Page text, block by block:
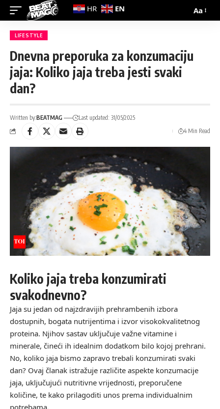
Aa
LIFESTYLE
Dnevna preporuka za konzumaciju
jaja: Koliko jaja treba jesti svaki
dan?
Written by:BEATMAG
Last updated: 31/05/2025
4 Min Read
Koliko jaja treba konzumirati
svakodnevno?
Jaja su jedan od najzdravijih prehrambenih izbora
dostupnih, bogata nutrijentima i izvor visokokvalitetnog
proteina. Njihov sastav uključuje važne vitamine i
minerale, čineći ih idealnim dodatkom bilo kojoj prehrani.
No, koliko jaja bismo zapravo trebali konzumirati svaki
dan? Ovaj članak istražuje različite aspekte konzumacije
jaja, uključujući nutritivne vrijednosti, preporučene
količine, te kako prilagoditi unos prema individualnim
potrebama.
HR EN